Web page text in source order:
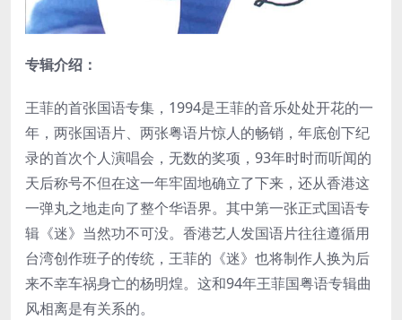
专辑介绍：
王菲的首张国语专集，1994是王菲的音乐处处开花的一
年，两张国语片、两张粤语片惊人的畅销，年底创下纪
录的首次个人演唱会，无数的奖项，93年时时而听闻的
天后称号不但在这一年牢固地确立了下来，还从香港这
一弹丸之地走向了整个华语界。其中第一张正式国语专
辑《迷》当然功不可没。香港艺人发国语片往往遵循用
台湾创作班子的传统，王菲的《迷》也将制作人换为后
来不幸车祸身亡的杨明煌。这和94年王菲国粤语专辑曲
风相离是有关系的。